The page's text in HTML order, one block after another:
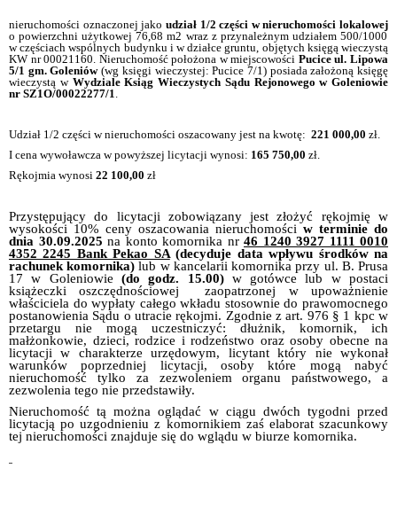
nieruchomości oznaczonej jako udział 1/2 części w nieruchomości lokalowej
o powierzchni użytkowej 76,68 m2 wraz z przynależnym udziałem 500/1000
w częściach wspólnych budynku i w działce gruntu, objętych księgą wieczystą
KW nr 00021160. Nieruchomość położona w miejscowości Pucice ul. Lipowa
5/1 gm. Goleniów(wg księgi wieczystej: Pucice 7/1)posiada założoną księgę
wieczystą w Wydziale Ksiąg Wieczystych Sądu Rejonowego w Goleniowie
nr SZ1O/00022277/1
Udział 1/2 części w nieruchomości oszacowany jest na kwotę: 221 000,00 zł.
I cena wywoławcza w powyższej licytacji wynosi: 165 750,00 zł.
Rękojmia wynosi 22 100,00 zł
Przystępujący do licytacji zobowiązany jest złożyć rękojmię w
wysokości 10% ceny oszacowania nieruchomości w terminie do
dnia 30.09.2025 na konto komornika nr 46 1240 3927 1111 0010
4352 2245 Bank Pekao SA(decyduje data wpływu środków na
rachunek komornika)lub w kancelarii komornika przy ul. B. Prusa
17 w Goleniowie (do godz. 15.00)w gotówce lub w postaci
książeczki oszczędnościowej zaopatrzonej w upoważnienie
właściciela do wypłaty całego wkładu stosownie do prawomocnego
postanowienia Sądu o utracie rękojmi. Zgodnie z art. 976 § 1 kpc w
przetargu nie mogą uczestniczyć: dłużnik, komornik, ich
małżonkowie, dzieci, rodzice i rodzeństwo oraz osoby obecne na
licytacji w charakterze urzędowym, licytant który nie wykonał
warunków poprzedniej licytacji, osoby które mogą nabyć
nieruchomość tylko za zezwoleniem organu państwowego, a
zezwolenia tego nie przedstawiły.
Nieruchomość tą można oglądać w ciągu dwóch tygodni przed
licytacją po uzgodnieniu z komornikiem zaś elaborat szacunkowy
tej nieruchomości znajduje się do wglądu w biurze komornika.